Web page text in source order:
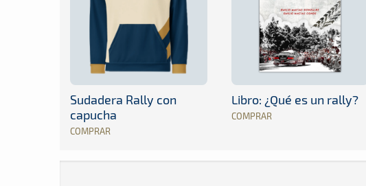
Sudadera Rally con
capucha
COMPRAR
Libro: ¿Qué es un rally?
COMPRAR